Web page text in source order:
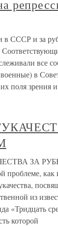
в СССР и за
все
в
поля зрения
ЗА
проблеме, как
из
«Тридцать
которой